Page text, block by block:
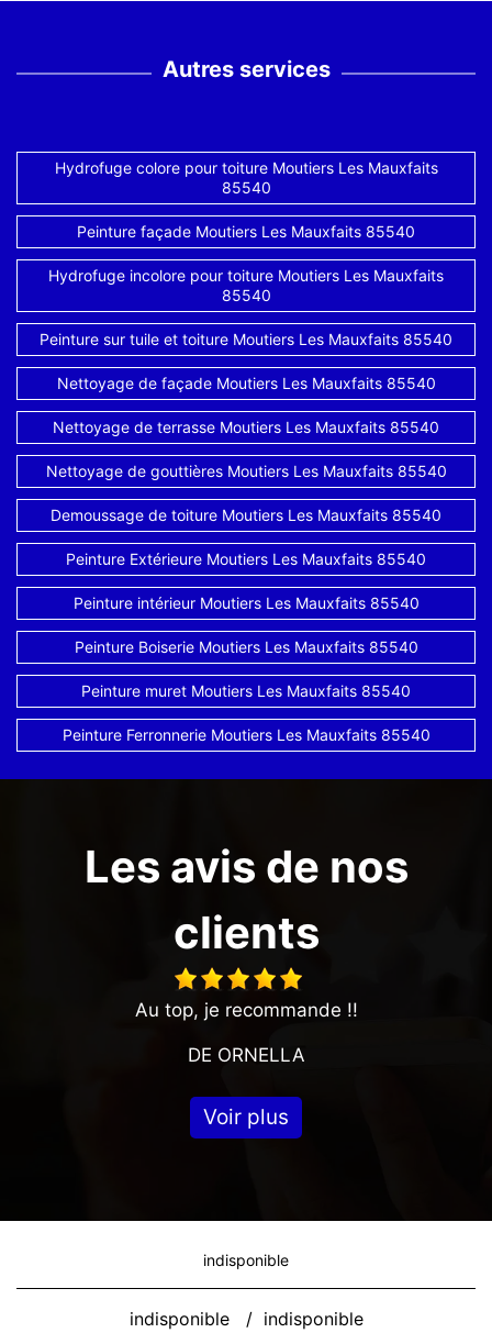
Autres services
Hydrofuge colore pour toiture Moutiers Les Mauxfaits
85540
Peinture façade Moutiers Les Mauxfaits 85540
Hydrofuge incolore pour toiture Moutiers Les Mauxfaits
85540
Peinture sur tuile et toiture Moutiers Les Mauxfaits 85540
Nettoyage de façade Moutiers Les Mauxfaits 85540
Nettoyage de terrasse Moutiers Les Mauxfaits 85540
Nettoyage de gouttières Moutiers Les Mauxfaits 85540
Demoussage de toiture Moutiers Les Mauxfaits 85540
Peinture Extérieure Moutiers Les Mauxfaits 85540
Peinture intérieur Moutiers Les Mauxfaits 85540
Peinture Boiserie Moutiers Les Mauxfaits 85540
Peinture muret Moutiers Les Mauxfaits 85540
Peinture Ferronnerie Moutiers Les Mauxfaits 85540
Les avis de nos
clients
Au top, je recommande !!
DE ORNELLA
Voir plus
indisponible
indisponible / indisponible